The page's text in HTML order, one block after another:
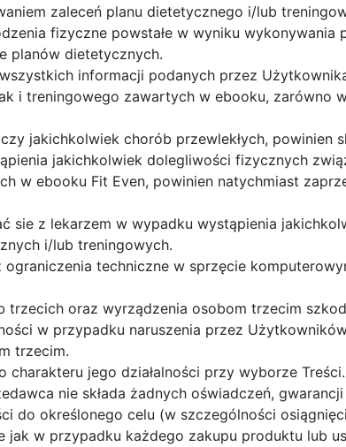
zaleceń planu dietetycznego i/lub
fizyczne powstałe w wyniku wykonywania
planów dietetycznych.
informacji podanych przez
i treningowego zawartych w ebooku, zarówno
jakichkolwiek chorób przewlekłych, powinien
jakichkolwiek dolegliwości fizycznych
w ebooku Fit Even, powinien natychmiast
sie z lekarzem w wypadku wystąpienia
i/lub treningowych.
techniczne w sprzęcie
trzecich oraz wyrządzenia osobom trzecim
w przypadku naruszenia przez
trzecim.
jego działalności przy wyborze Treści.
nie składa żadnych oświadczeń,
do określonego celu (w szczególności
w przypadku każdego zakupu produktu lub